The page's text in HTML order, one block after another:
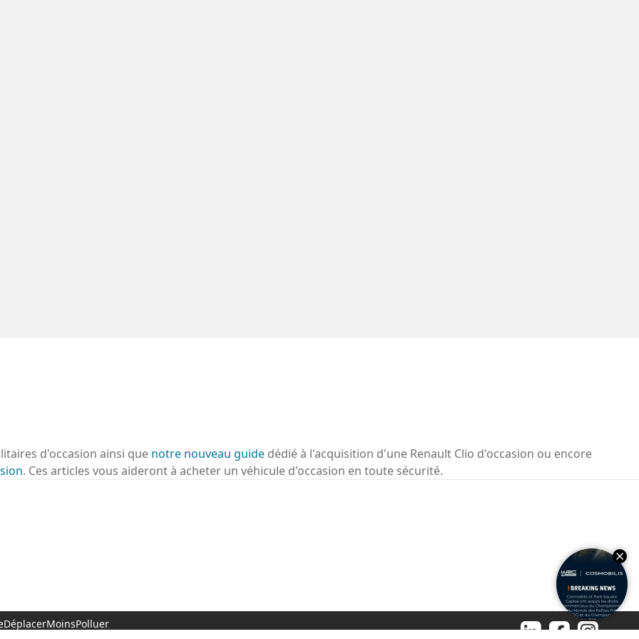
d'occasion ainsi que notre nouveau guide dédié à l'acquisition d'une Renault Clio d'occasion ou encore
. Ces articles vous aideront à acheter un véhicule d'occasion en toute sécurité.